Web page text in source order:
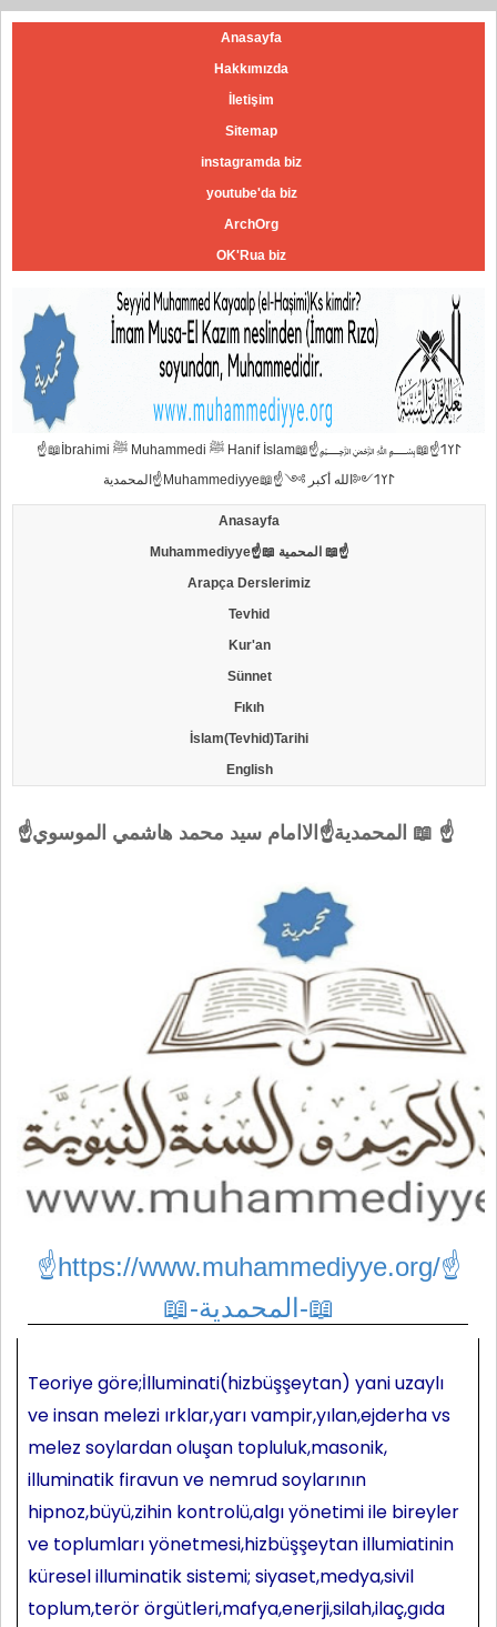
Anasayfa
Hakkımızda
İletişim
Sitemap
instagramda biz
youtube'da biz
ArchOrg
OK'Rua biz
☝📖İbrahimi ﷺ Muhammedi ﷺ Hanif İslam📖☝﷽𐰃𐰠𐰯☝📖
المحمدية☝Muhammediyye📖☝𐰃𐰠𐰯༺الله أكبر ༻
Anasayfa
Muhammediyye☝📖 المحمية 📖☝
Arapça Derslerimiz
Tevhid
Kur'an
Sünnet
Fıkıh
İslam(Tevhid)Tarihi
English
☝المحمدية☝الاامام سيد محمد هاشمي الموسوي 📖 ☝
☝https://www.muhammediyye.org/☝
📖-المحمدية-📖
Teoriye göre;İlluminati(hizbüşşeytan) yani uzaylı
ve insan melezi ırklar,yarı vampir,yılan,ejderha vs
melez soylardan oluşan topluluk,masonik,
illuminatik firavun ve nemrud soylarının
hipnoz,büyü,zihin kontrolü,algı yönetimi ile bireyler
ve toplumları yönetmesi,hizbüşşeytan illumiatinin
küresel illuminatik sistemi; siyaset,medya,sivil
toplum,terör örgütleri,mafya,enerji,silah,ilaç,gıda